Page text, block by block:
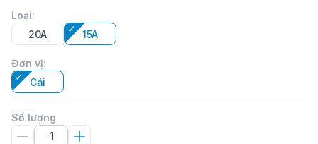
Loại:
20A
15A
Đơn vị:
Cái
Số lượng